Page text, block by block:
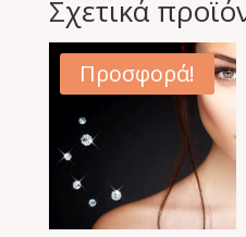
Σχετικά
Προσφορά!